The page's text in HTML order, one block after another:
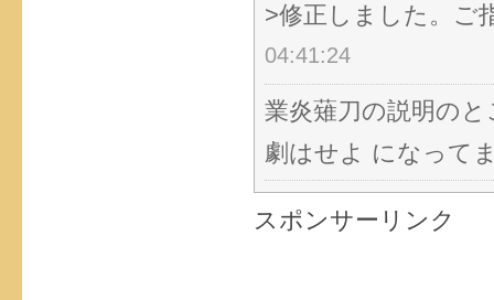
>修正しました。ご
04:41:24
業炎薙刀の説明のと
劇はせよ になって
スポンサーリンク